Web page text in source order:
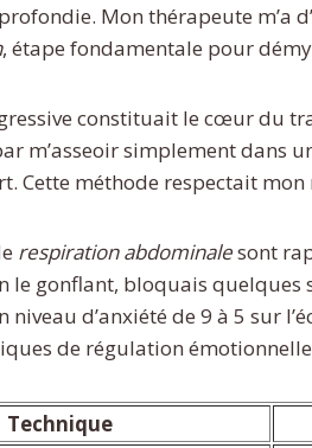
Mon thérapeute m’a
, étape fondamentale pour
constituait le cœur du
m’asseoir simplement dans
Cette méthode respectait
respiration abdominalesont
le gonflant, bloquais quelques
niveau d’anxiété de 9 à 5 sur
de régulation
Technique